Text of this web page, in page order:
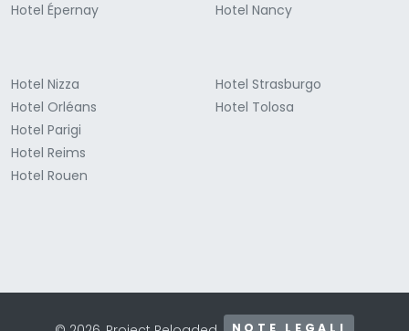
Hotel Épernay
Hotel Nancy
Hotel Nizza
Hotel Orléans
Hotel Parigi
Hotel Reims
Hotel Rouen
Hotel Strasburgo
Hotel Tolosa